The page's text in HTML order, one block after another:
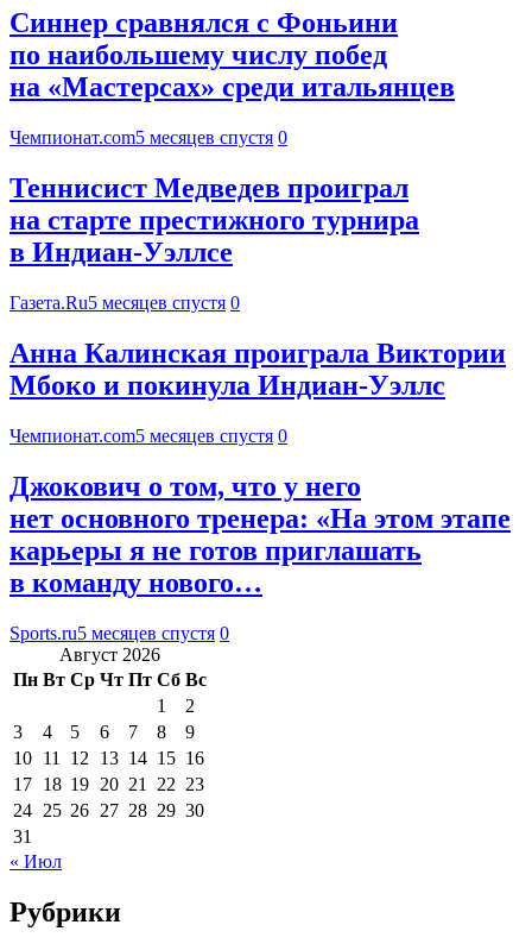
Синнер сравнялся с Фоньини
по наибольшему числу побед
на «Мастерсах» среди итальянцев
Чемпионат.com5 месяцев спустя 0
Теннисист Медведев проиграл
на старте престижного турнира
в Индиан-Уэллсе
Газета.Ru5 месяцев спустя 0
Анна Калинская проиграла Виктории
Мбоко и покинула Индиан-Уэллс
Чемпионат.com5 месяцев спустя 0
Джокович о том, что у него
нет основного тренера: «На этом этапе
карьеры я не готов приглашать
в команду нового…
Sports.ru5 месяцев спустя 0
Август 2026
Пн Вт Ср Чт Пт Сб Вс
1
2
3
4 5 6 7 8
9
10 11 12 13 14 15 16
17 18 19 20 21 22 23
24 25 26 27 28 29 30
31
« Июл
Рубрики